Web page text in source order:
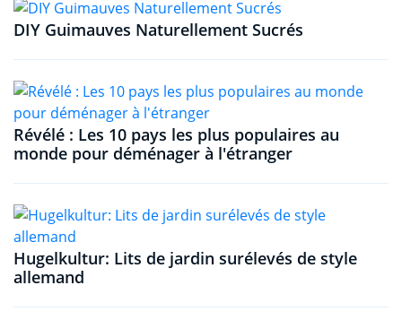
DIY Guimauves Naturellement Sucrés
Révélé : Les 10 pays les plus populaires au
monde pour déménager à l'étranger
Hugelkultur: Lits de jardin surélevés de style
allemand